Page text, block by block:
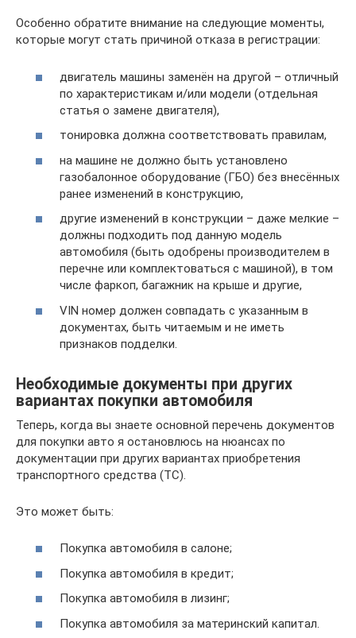
Особенно обратите внимание на следующие моменты,
которые могут стать причиной отказа в регистрации:
двигатель машины заменён на другой – отличный
по характеристикам и/или модели (отдельная
статья о замене двигателя),
тонировка должна соответствовать правилам,
на машине не должно быть установлено
газобалонное оборудование (ГБО) без внесённых
ранее изменений в конструкцию,
другие изменений в конструкции – даже мелкие –
должны подходить под данную модель
автомобиля (быть одобрены производителем в
перечне или комплектоваться с машиной), в том
числе фаркоп, багажник на крыше и другие,
VIN номер должен совпадать с указанным в
документах, быть читаемым и не иметь
признаков подделки.
Необходимые документы при других
вариантах покупки автомобиля
Теперь, когда вы знаете основной перечень документов
для покупки авто я остановлюсь на нюансах по
документации при других вариантах приобретения
транспортного средства (ТС).
Это может быть:
Покупка автомобиля в салоне;
Покупка автомобиля в кредит;
Покупка автомобиля в лизинг;
Покупка автомобиля за материнский капитал.